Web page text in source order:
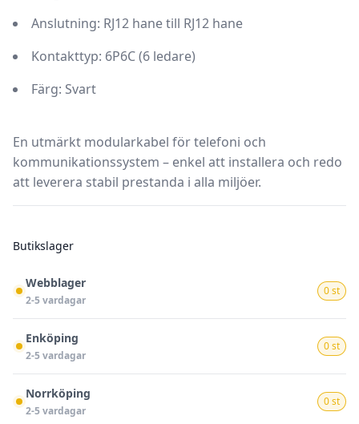
Anslutning: RJ12 hane till RJ12 hane
Kontakttyp: 6P6C (6 ledare)
Färg: Svart
En utmärkt modularkabel för telefoni och
kommunikationssystem – enkel att installera och redo
att leverera stabil prestanda i alla miljöer.
Butikslager
Webblager
2-5 vardagar
0 st
Enköping
2-5 vardagar
0 st
Norrköping
2-5 vardagar
0 st